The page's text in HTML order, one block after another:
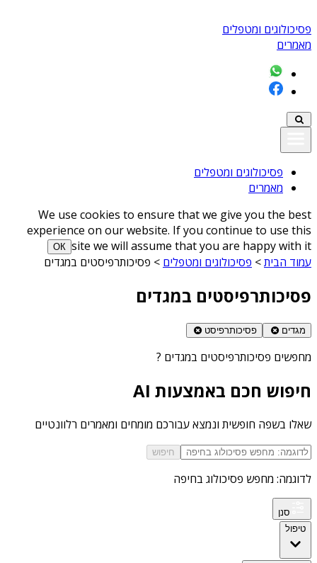
פסיכולוגים ומטפלים
מאמרים
פסיכולוגים ומטפלים
מאמרים
We use cookies to ensure that we give you the best
experience on our website. If you continue to use this
site we will assume that you are happy with it
ОК
עמוד הבית> פסיכולוגים ומטפלים > פסיכותרפיסטים במגדים
פסיכותרפיסטים במגדים
מגדים פסיכותרפיסט
מחפשים פסיכותרפיסטים במגדים ?
חיפוש חכם באמצעות AI
שאלו בשפה חופשית ונמצא עבורכם מומחים ומאמרים רלוונטיים
חיפוש
לדוגמה: מחפש פסיכולוג בחיפה
סנן
טיפול